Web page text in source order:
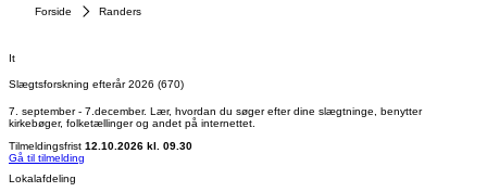
Forside Randers
It
Slægtsforskning efterår 2026 (670)
7. september - 7.december. Lær, hvordan du søger efter dine slægtninge, benytter
kirkebøger, folketællinger og andet på internettet.
Tilmeldingsfrist 12.10.2026 kl. 09.30
Gå til tilmelding
Lokalafdeling